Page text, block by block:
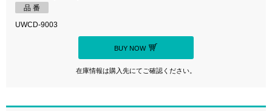
品 番
UWCD-9003
BUY NOW
在庫情報は購入先にてご確認ください。